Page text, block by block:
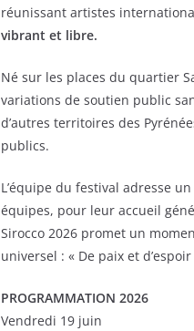
réunissant artistes
vibrant et libre.
Né sur les places du quartier
variations de soutien public
d’autres territoires des
publics.
L’équipe du festival adresse
équipes, pour leur accueil
Sirocco 2026 promet un
universel : « De paix et d’espoir
PROGRAMMATION 2026
Vendredi 19 juin